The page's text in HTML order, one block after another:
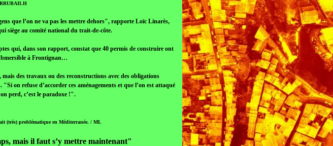
que l’on ne va pas les mettre dehors", rapporte Loïc Linarès,
siège au comité national du trait-de-côte.
qui, dans son rapport, constat que 40 permis de construire ont
à Frontignan…
des travaux ou des reconstructions avec des obligations
on refuse d’accorder ces aménagements et que l’on est attaqué
perd, c’est le paradoxe !".
(très) problématique en Méditerranée. / ML
mais il faut s’y mettre maintenant"